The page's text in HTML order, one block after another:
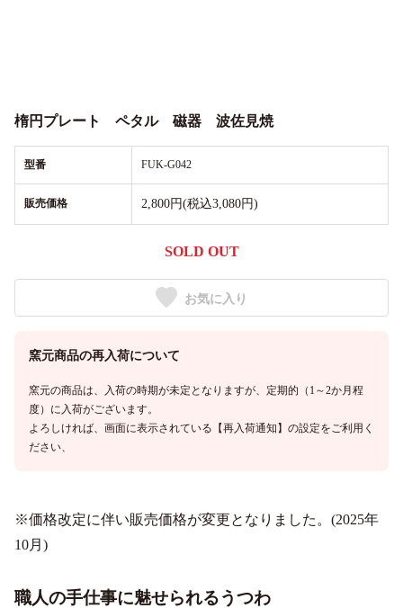
楕円プレート ペタル 磁器 波佐見焼
型番 FUK-G042
販売価格 2,800円(税込3,080円)
SOLD OUT
お気に入り
窯元商品の再入荷について
窯元の商品は、入荷の時期が未定となりますが、定期的（1～2か月程
度）に入荷がございます。
よろしければ、画面に表示されている【再入荷通知】の設定をご利用く
ださい、
※価格改定に伴い販売価格が変更となりました。(2025年
10月)
職人の手仕事に魅せられるうつわ